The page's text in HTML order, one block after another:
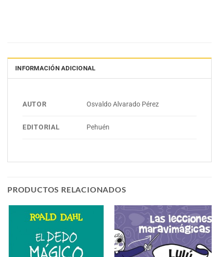
INFORMACIÓN ADICIONAL
AUTOR Osvaldo Alvarado Pérez
EDITORIAL Pehuén
PRODUCTOS RELACIONADOS